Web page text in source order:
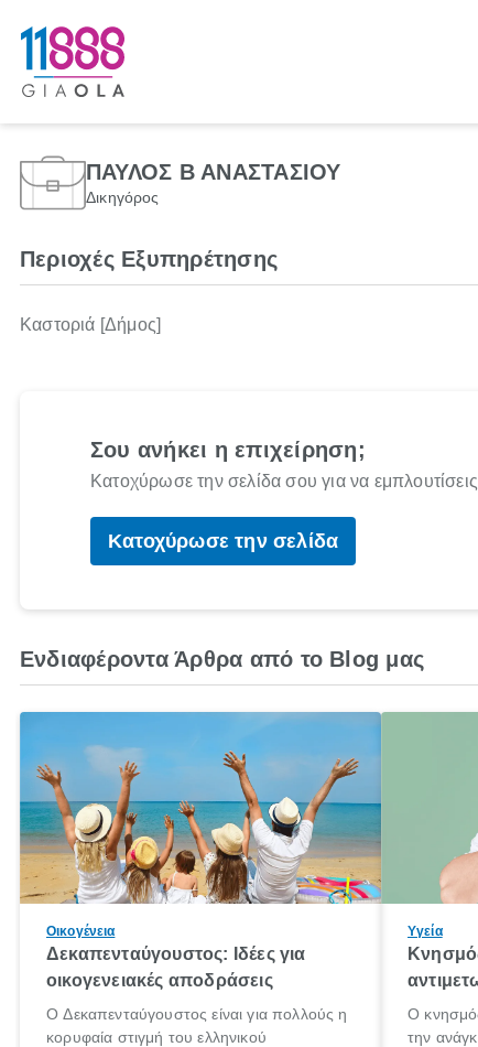
ΠΑΥΛΟΣ Β ΑΝΑΣΤΑΣΙΟΥ
Δικηγόρος
Περιοχές Εξυπηρέτησης
Καστοριά [Δήμος]
Σου ανήκει η επιχείρηση;
Κατοχύρωσε την σελίδα σου για να
Κατοχύρωσε την σελίδα
Ενδιαφέροντα Άρθρα από το Blog μας
Οικογένεια
Δεκαπενταύγουστος: Ιδέες για
οικογενειακές αποδράσεις
Ο Δεκαπενταύγουστος είναι για πολλούς η
κορυφαία στιγμή του ελληνικού
Υγεία
Ο
την